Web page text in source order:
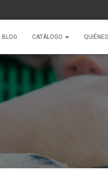
BLOG CATÁLOGO